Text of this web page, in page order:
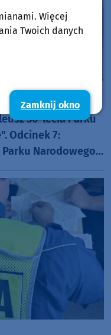
30-lecia Parku
Odcinek 7:
Narodowego
Więcej
Twoich danych
Zamknij okno